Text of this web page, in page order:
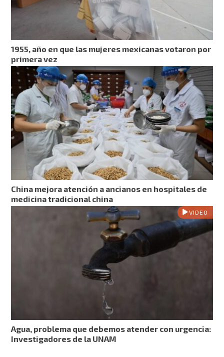
1955, año en que las mujeres mexicanas votaron por
primera vez
China mejora atención a ancianos en hospitales de
medicina tradicional china
VIDEO
Agua, problema que debemos atender con urgencia:
Investigadores de la UNAM